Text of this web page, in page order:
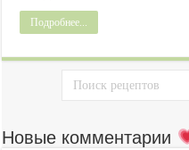
Подробнее...
Новые комментарии